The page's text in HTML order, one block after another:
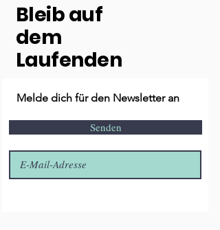
Bleib auf
dem
Laufenden
Melde dich für den Newsletter an
Senden